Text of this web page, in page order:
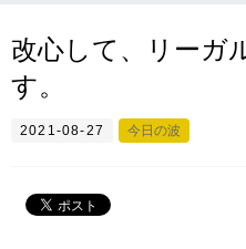
改心して、リーガ
す。
2021-08-27 今日の波